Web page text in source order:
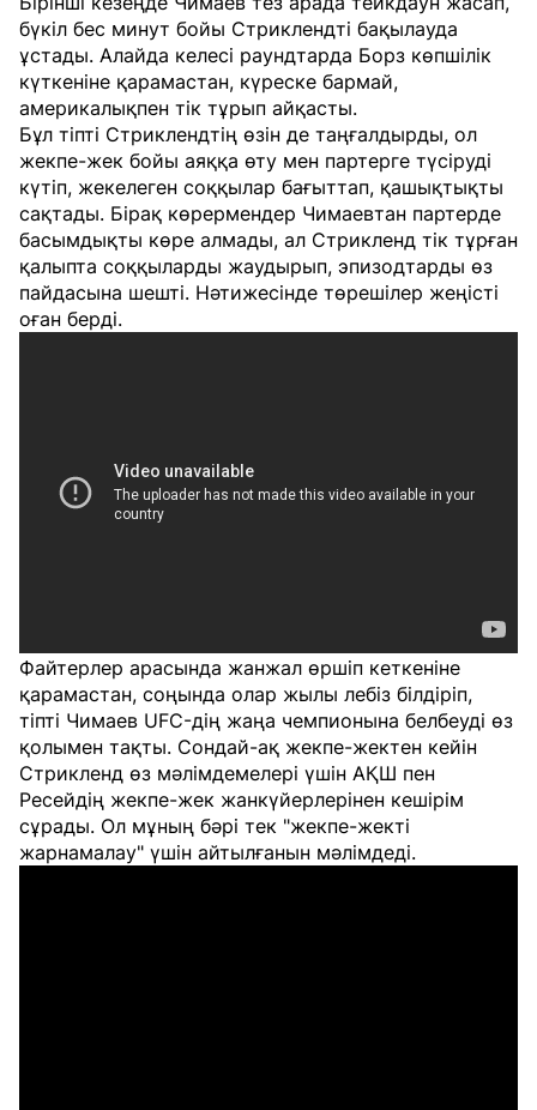
бүкіл бес минут бойы Стриклендті бақылауда
ұстады. Алайда келесі раундтарда Борз көпшілік
күткеніне қарамастан, күреске бармай,
америкалықпен тік тұрып айқасты.
Бұл тіпті Стриклендтің өзін де таңғалдырды, ол
жекпе-жек бойы аяққа өту мен партерге түсіруді
күтіп, жекелеген соққылар бағыттап, қашықтықты
сақтады. Бірақ көрермендер Чимаевтан партерде
басымдықты көре алмады, ал Стрикленд тік тұрған
қалыпта соққыларды жаудырып, эпизодтарды өз
пайдасына шешті. Нәтижесінде төрешілер жеңісті
оған берді.
Файтерлер арасында жанжал өршіп кеткеніне
қарамастан, соңында олар жылы лебіз білдіріп,
тіпті Чимаев UFC-дің жаңа чемпионына белбеуді өз
қолымен тақты. Сондай-ақ жекпе-жектен кейін
Стрикленд өз мәлімдемелері үшін АҚШ пен
Ресейдің жекпе-жек жанкүйерлерінен кешірім
сұрады. Ол мұның бәрі тек "жекпе-жекті
жарнамалау" үшін айтылғанын мәлімдеді.